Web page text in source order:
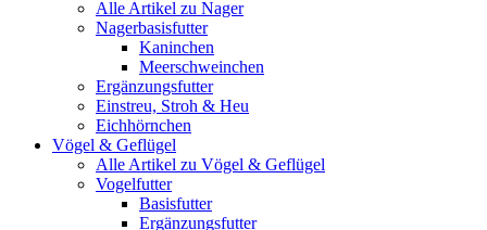
Alle Artikel zu Nager
Nagerbasisfutter
Kaninchen
Meerschweinchen
Ergänzungsfutter
Einstreu, Stroh & Heu
Eichhörnchen
Vögel & Geflügel
Alle Artikel zu Vögel & Geflügel
Vogelfutter
Basisfutter
Ergänzungsfutter